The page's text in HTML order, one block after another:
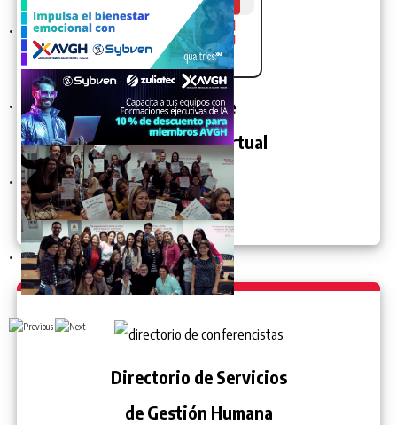
INNOVACIÓN RRHH, FACILITADORES
Sin costo, medición especializada Impulsa el bienestar
emocional con AVGH, Sybven y Qualtrics
IA para Gerenciar. Gobernanza IA
Diplomado de Gerencia Estratégica de Compensación
Centro de
Formación Virtual
Directorio de Servicios
de Gestión Humana